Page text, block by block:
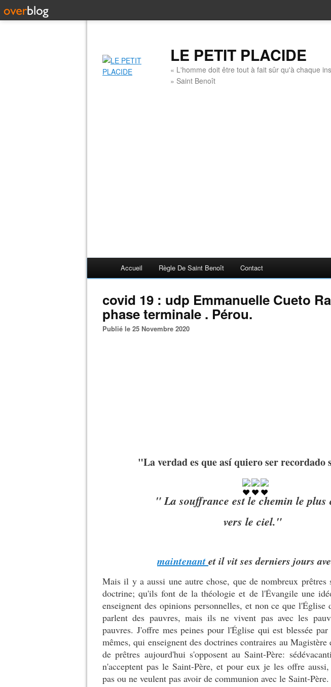
LE PETIT PLACIDE
« L'homme doit être tout à fait sûr qu'à chaque
» Saint Benoît
Accueil Règle De Saint Benoît Contact
covid 19 : udp Emmanuelle Cueto
phase terminale . Pérou.
Publié le 25 Novembre 2020
"La verdad es que así quiero ser recordado
" La souffrance est le chemin le plus
vers le ciel."
maintenantet il vit ses derniers jours
Mais il y a aussi une autre chose, que de nombreux prêtres
doctrine; qu'ils font de la théologie et de l'Évangile une
enseignent des opinions personnelles, et non ce que l'Église
parlent des pauvres, mais ils ne vivent pas avec les
pauvres. J'offre mes peines pour l'Église qui est blessée
mêmes, qui enseignent des doctrines contraires au Magistère
de prêtres aujourd'hui s'opposent au Saint-Père:
n'acceptent pas le Saint-Père, et pour eux je les offre
pas ou ne veulent pas avoir de communion avec le Saint-Père.